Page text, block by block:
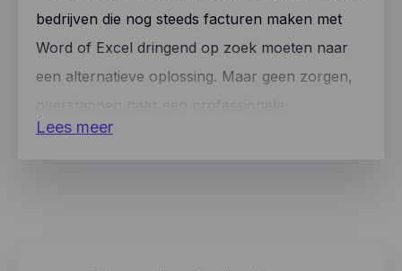
bedrijven die nog steeds facturen maken met
Word of Excel dringend op zoek moeten naar
een alternatieve oplossing. Maar geen zorgen,
facturatiesoftware zoals CoManage is
Lees meer